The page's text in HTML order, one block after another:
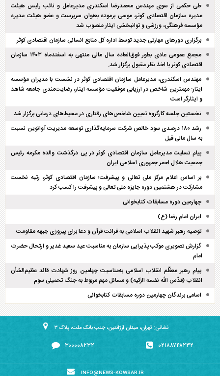
طی حکمی از سوی مهندس محمدرضا اسکندری مدیرعامل و نائب رئیس هیئت
مدیره سازمان اقتصادی کوثر، موسی برموده بعنوان سرپرست و عضو هیئت مدیره
مؤسسه فرهنگی، ورزشی و توانبخشی ایثار منصوب شد
برگزاری دور‌های مهارتی جدید توسط اداره کل منابع انسانی سازمان اقتصادی کوثر
مجمع عمومی عادی بطور فوق‌العاده سال مالی منتهی به اسفند‌ماه ۱۴۰۳ سازمان
اقتصادی کوثر با اخذ نظر مقبول برگزار شد.
مهندس اسکندری، مدیرعامل سازمان اقتصادی کوثر در نشست با مدیران مؤسسه
ایثار: مهمترین شاخص در ارزیابی موفقیت مؤسسه ایثار، رضایت‌مندی جامعه شاهد
و ایثارگر است
نخستین جلسه کارگروه تعیین شاخص‌های رفتاری در محیط‌های درمانی برگزار شد
رشد ۱۸۰ درصدی سود خالص شرکت سرمایه‌گذاری توسعه مدیریت آوانوین نسبت
به سال مالی قبل
پیام تسلیت مدیرعامل سازمان اقتصادی کوثر در پی درگذشت والده مکرمه رئیس
جمعیت هلال احمر جمهوری اسلامی ایران
بر اساس اعلام مرکز ملی تعالی و پیشرفت؛ سازمان اقتصادی کوثر، رتبه نخست
مشارکت در هشتمین دوره جایزه ملی تعالی و پیشرفت را کسب کرد
چهارمین دوره مسابقات کتابخوانی
ایران امام رضا (ع)
توصیه رهبر شهید انقلاب اسلامی به قرائت قرآن و دعا برای پیروزی جبهه مقاومت
گزارش تصویری موکب پذیرایی سازمان به مناسبت عید سعید غدیر و ارتحال حضرت
امام
پیام رهبر معظّم انقلاب اسلامی به‌مناسبت چهلمین روز شهادت قائد عظیم‌الشأن
انقلاب (قدّس الله نفسه الزکیه) و مسائل مهم مربوط به جنگ تحمیلی سوم
اسامی برندگان چهارمین دوره مسابقات کتابخوانی
نشانی: تهران، میدان آرژانتین، جنب بانک ملت، پلاک ۳
۰۲۱۸۸۷۴۸۲۳۲ ۳۰۰۰۰۸۲۳۲
INFO@NEWS-KOWSAR.IR